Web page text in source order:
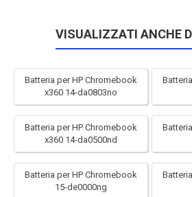
VISUALIZZATI ANCHE
Batteria per HP Chromebook
x360 14-da0803no
Batteria per HP Chromebook
x360 14-da0500nd
Batteria per HP Chromebook
15-de0000ng